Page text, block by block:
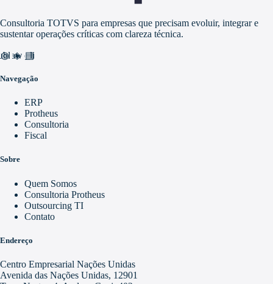
Consultoria TOTVS para empresas que precisam evoluir, integrar e
sustentar operações críticas com clareza técnica.
video_library
Navegação
ERP
Protheus
Consultoria
Fiscal
Sobre
Quem Somos
Consultoria Protheus
Outsourcing TI
Contato
Endereço
Centro Empresarial Nações Unidas
Avenida das Nações Unidas, 12901